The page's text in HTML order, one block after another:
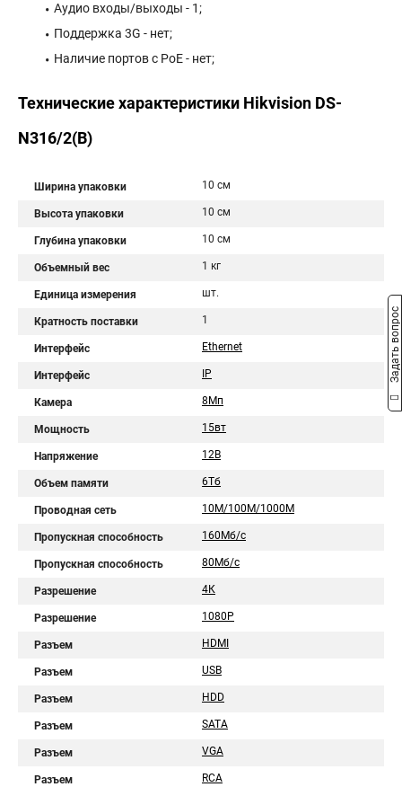
Аудио входы/выходы - 1;
Поддержка 3G - нет;
Наличие портов с PoE - нет;
Технические характеристики Hikvision DS-
N316/2(B)
Ширина упаковки 10 см
Высота упаковки 10 см
Глубина упаковки 10 см
Объемный вес 1 кг
Единица измерения шт.
Кратность поставки 1
Интерфейс Ethernet
Интерфейс IP
Камера 8Мп
Мощность 15вт
Напряжение 12В
Объем памяти 6Тб
Проводная сеть 10M/100M/1000M
Пропускная способность 160Мб/с
Пропускная способность 80Мб/с
Разрешение 4К
Разрешение 1080P
Разъем HDMI
Разъем USB
Разъем HDD
Разъем SATA
Разъем VGA
Разъем RCA
Задать вопрос